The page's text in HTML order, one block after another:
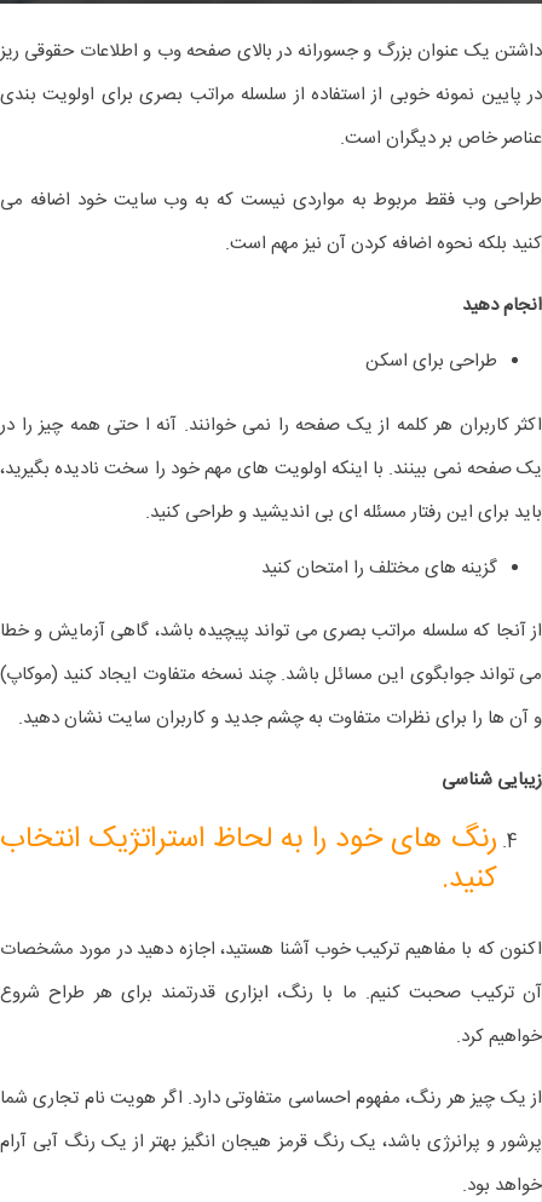
داشتن یک عنوان بزرگ و جسورانه در بالای صفحه وب و اطلاعات حقوقی ریز
در پایین نمونه خوبی از استفاده از سلسله مراتب بصری برای اولویت بندی
عناصر خاص بر دیگران است.
طراحی وب فقط مربوط به مواردی نیست که به وب سایت خود اضافه می
کنید بلکه نحوه اضافه کردن آن نیز مهم است.
انجام دهید
طراحی برای اسکن
اکثر کاربران هر کلمه از یک صفحه را نمی خوانند. آنه ا حتی همه چیز را در
یک صفحه نمی بینند. با اینكه اولویت های مهم خود را سخت نادیده بگیرید،
باید برای این رفتار مسئله ای بی اندیشید و طراحی كنید.
گزینه های مختلف را امتحان کنید
از آنجا که سلسله مراتب بصری می تواند پیچیده باشد، گاهی آزمایش و خطا
می تواند جوابگوی این مسائل باشد. چند نسخه متفاوت ایجاد کنید (موکاپ)
و آن ها را برای نظرات متفاوت به چشم جدید و کاربران سایت نشان دهید.
زیبایی شناسی
رنگ های خود را به لحاظ استراتژیک انتخاب
کنید.
اکنون که با مفاهیم ترکیب خوب آشنا هستید، اجازه دهید در مورد مشخصات
آن ترکیب صحبت کنیم. ما با رنگ، ابزاری قدرتمند برای هر طراح شروع
خواهیم کرد.
از یک چیز هر رنگ، مفهوم احساسی متفاوتی دارد. اگر هویت نام تجاری شما
پرشور و پرانرژی باشد، یک رنگ قرمز هیجان انگیز بهتر از یک رنگ آبی آرام
خواهد بود.